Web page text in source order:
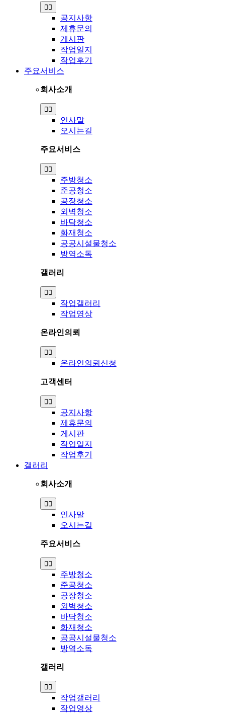
Toggle
Navigation
공지사항
제휴문의
게시판
작업일지
작업후기
주요서비스
회사소개
Toggle
Navigation
인사말
오시는길
주요서비스
Toggle
Navigation
주방청소
준공청소
공장청소
외벽청소
바닥청소
화재청소
공공시설물청소
방역소독
갤러리
Toggle
Navigation
작업갤러리
작업영상
온라인의뢰
Toggle
Navigation
온라인의뢰신청
고객센터
Toggle
Navigation
공지사항
제휴문의
게시판
작업일지
작업후기
갤러리
회사소개
Toggle
Navigation
인사말
오시는길
주요서비스
Toggle
Navigation
주방청소
준공청소
공장청소
외벽청소
바닥청소
화재청소
공공시설물청소
방역소독
갤러리
Toggle
Navigation
작업갤러리
작업영상